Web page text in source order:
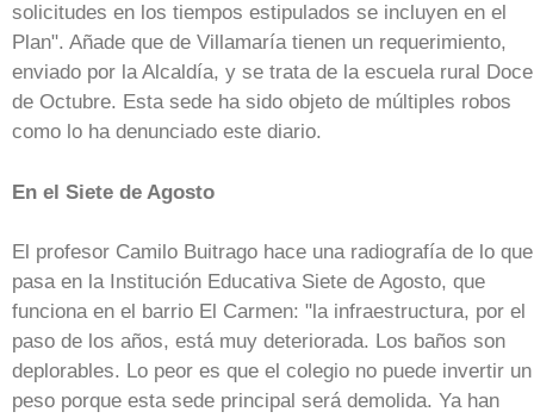
solicitudes en los tiempos estipulados se incluyen en el
Plan". Añade que de Villamaría tienen un requerimiento,
enviado por la Alcaldía, y se trata de la escuela rural Doce
de Octubre. Esta sede ha sido objeto de múltiples robos
como lo ha denunciado este diario.
En el Siete de Agosto
El profesor Camilo Buitrago hace una radiografía de lo que
pasa en la Institución Educativa Siete de Agosto, que
funciona en el barrio El Carmen: "la infraestructura, por el
paso de los años, está muy deteriorada. Los baños son
deplorables. Lo peor es que el colegio no puede invertir un
peso porque esta sede principal será demolida. Ya han